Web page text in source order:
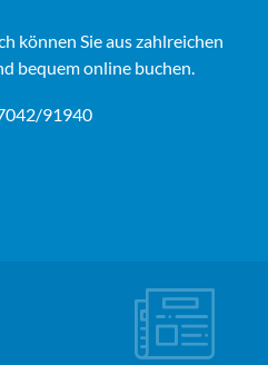
können Sie aus zahlreichen
bequem online buchen.
91940